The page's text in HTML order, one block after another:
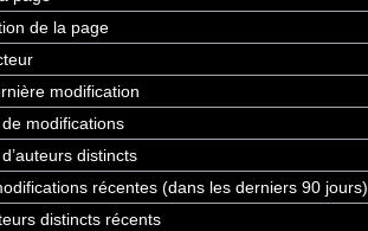
de la page
modification
modifications
distincts
récentes (dans les derniers 90 jours)
distincts récents